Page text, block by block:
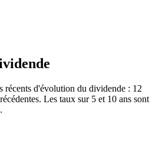
récents d'évolution du dividende : 12
Les taux sur 5 et 10 ans sont